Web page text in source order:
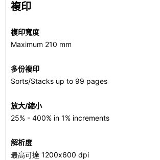
複印
複印寬度
Maximum 210 mm
多份複印
Sorts/Stacks up to 99 pages
放大/縮小
25% - 400% in 1% increments
解析度
最高可達 1200x600 dpi